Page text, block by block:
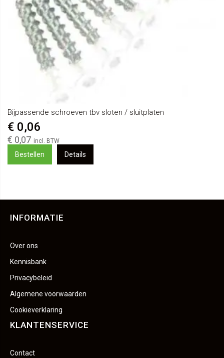
Bijpassende schroeven tbv sloten / sluitplaten
€ 0,07
€ 0,06
Bestellen Details
INFORMATIE
Over ons
Kennisbank
Privacybeleid
Algemene voorwaarden
Cookieverklaring
KLANTENSERVICE
Contact